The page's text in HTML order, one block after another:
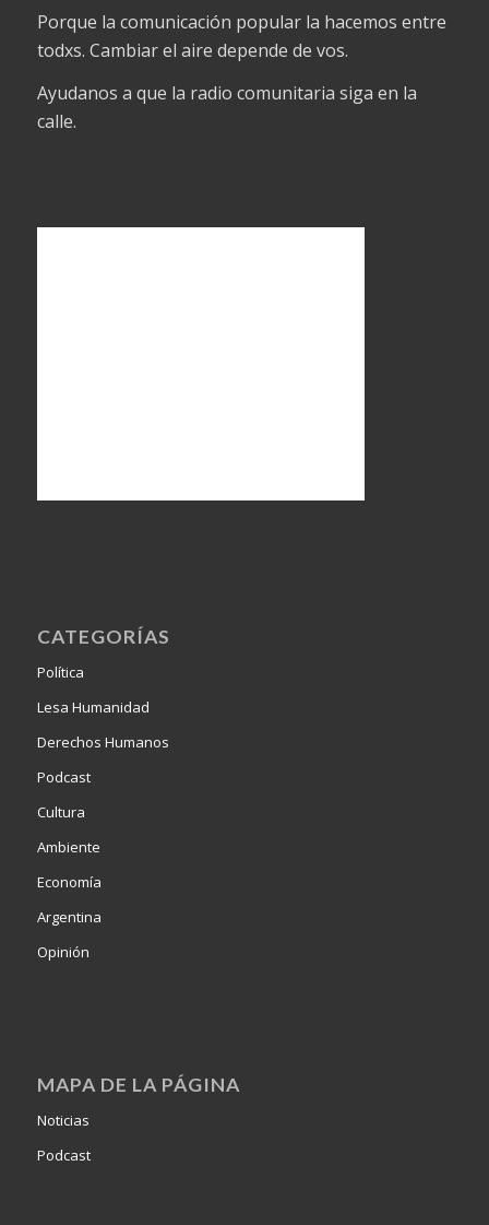
Porque la comunicación popular la hacemos entre
todxs. Cambiar el aire depende de vos.
Ayudanos a que la radio comunitaria siga en la
calle.
CATEGORÍAS
Política
Lesa Humanidad
Derechos Humanos
Podcast
Cultura
Ambiente
Economía
Argentina
Opinión
MAPA DE LA PÁGINA
Noticias
Podcast